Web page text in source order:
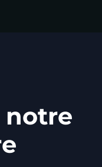
notre